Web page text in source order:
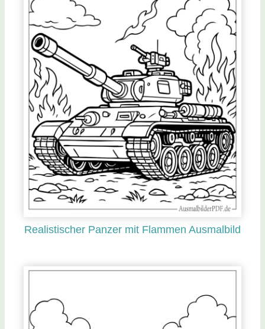
Realistischer Panzer mit Flammen Ausmalbild